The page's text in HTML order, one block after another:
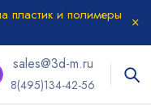
пластик и полимеры
sales@3d-m.ru
8(495)134-42-56